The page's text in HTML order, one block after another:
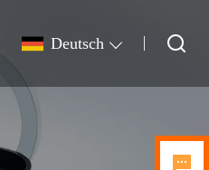
Deutsch